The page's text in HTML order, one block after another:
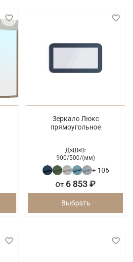
Зеркало Люкс
прямоугольное
Д×Ш×В:
900/500/(мм)
+ 106
От 6 853 ₽
Выбрать